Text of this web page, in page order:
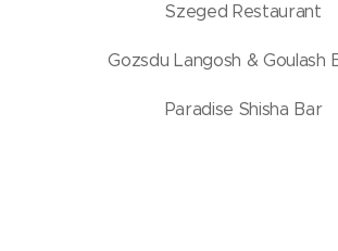
Szeged Restaurant
Gozsdu Langosh & Goulash
Paradise Shisha Bar